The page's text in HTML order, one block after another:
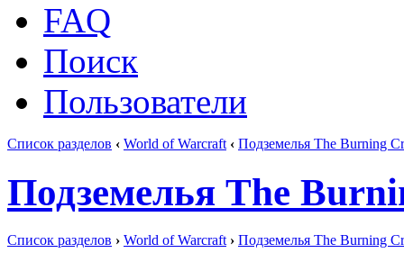
FAQ
Поиск
Пользователи
Список разделов ‹ World of Warcraft ‹ Подземелья The Burning
Подземелья The
Список разделов › World of Warcraft › Подземелья The Burning